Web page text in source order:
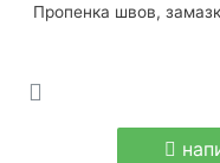
Пропенка швов,